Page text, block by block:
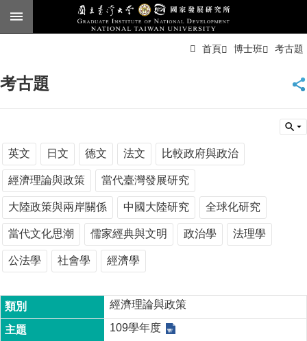
跳到主要內容區塊
臺
English
公
告
本
所
簡
介
所
成
員
首頁 博士班 考古題
考古題
英文 日文 德文 法文 比較政府與政治
經濟理論與政策 當代臺灣發展研究
大陸政策與兩岸關係 中國大陸研究 全球化研究
當代文化思潮 儒家經典與文明 政治學 法理學
公法學 社會學 經濟學
經濟理論與政策
109學年度